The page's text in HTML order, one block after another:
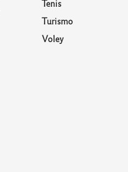
Tenis
Turismo
Voley